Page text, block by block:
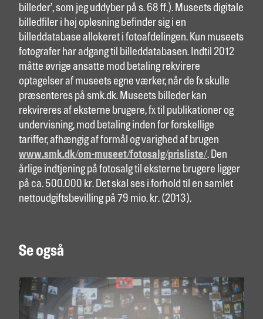
billeder’, som jeg uddyber på s. 68 ff.). Museets digitale
billedfiler i høj opløsning befinder sig i en
billeddatabase allokeret i fotoafdelingen. Kun museets
fotografer har adgang til billeddatabasen. Indtil 2012
måtte øvrige ansatte mod betaling rekvirere
optagelser af museets egne værker, når de fx skulle
præsenteres på smk.dk. Museets billeder kan
rekvireres af eksterne brugere, fx til publikationer og
undervisning, mod betaling inden for forskellige
tariffer, afhængig af formål og varighed af brugen
www.smk.dk/om-museet/fotosalg/prisliste/. Den
årlige indtjening på fotosalg til eksterne brugere ligger
på ca. 500.000 kr. Det skal ses i forhold til en samlet
nettoudgiftsbevilling på 79 mio. kr. (2013).
Se også